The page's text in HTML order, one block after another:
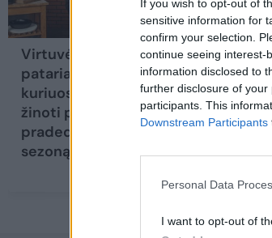
If you wish to opt-out of
sensitive information for
confirm your selection.
continue seeing interest-
information disclosed to
further disclosure of your
participants. This
Downstream Participants
Personal Data
I want to opt-out of
Virtuvės šefė Laura
pataria: 5 dalykai,
kuriuos būtina
žinoti prieš
pradedant grilio
sezoną
Grilio
tradicinio
egzotiško
kepsniai